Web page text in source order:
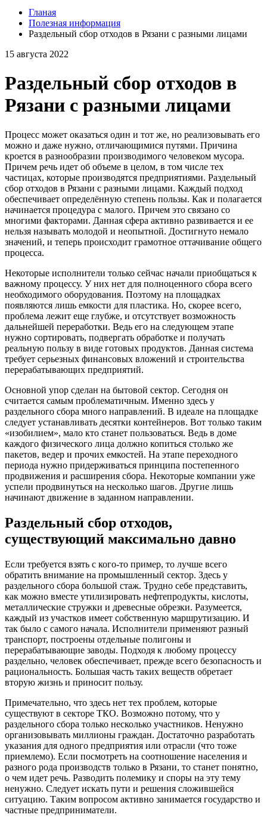
Гланая
Полезная информация
Раздельный сбор отходов в Рязани с разными лицами
15 августа 2022
Раздельный сбор отходов в
Рязани с разными лицами
Процесс может оказаться один и тот же, но реализовывать его
можно и даже нужно, отличающимися путями. Причина
кроется в разнообразии производимого человеком мусора.
Причем речь идет об объеме в целом, в том числе тех
частицах, которые производятся предприятиями. Раздельный
сбор отходов в Рязани с разными лицами. Каждый подход
обеспечивает определённую степень пользы. Как и полагается
начинается процедура с малого. Причем это связано со
многими факторами. Данная сфера активно развивается и ее
нельзя называть молодой и неопытной. Достигнуто немало
значений, и теперь происходит грамотное оттачивание общего
процесса.
Некоторые исполнители только сейчас начали приобщаться к
важному процессу. У них нет для полноценного сбора всего
необходимого оборудования. Поэтому на площадках
появляются лишь емкости для пластика. Но, скорее всего,
проблема лежит еще глубже, и отсутствует возможность
дальнейшей переработки. Ведь его на следующем этапе
нужно сортировать, подвергать обработке и получать
реальную пользу в виде готовых продуктов. Данная система
требует серьезных финансовых вложений и строительства
перерабатывающих предприятий.
Основной упор сделан на бытовой сектор. Сегодня он
считается самым проблематичным. Именно здесь у
раздельного сбора много направлений. В идеале на площадке
следует устанавливать десятки контейнеров. Вот только таким
«изобилием», мало кто станет пользоваться. Ведь в доме
каждого физического лица должно копиться столько же
пакетов, ведер и прочих емкостей. На этапе переходного
периода нужно придерживаться принципа постепенного
продвижения и расширения сбора. Некоторые компании уже
успели продвинуться на несколько шагов. Другие лишь
начинают движение в заданном направлении.
Раздельный сбор отходов,
существующий максимально давно
Если требуется взять с кого-то пример, то лучше всего
обратить внимание на промышленный сектор. Здесь у
раздельного сбора большой стаж. Трудно себе представить,
как можно вместе утилизировать нефтепродукты, кислоты,
металлические стружки и древесные обрезки. Разумеется,
каждый из участков имеет собственную маршрутизацию. И
так было с самого начала. Исполнители применяют разный
транспорт, построены отдельные полигоны и
перерабатывающие заводы. Подходя к любому процессу
раздельно, человек обеспечивает, прежде всего безопасность и
рациональность. Большая часть таких веществ обретает
вторую жизнь и приносит пользу.
Примечательно, что здесь нет тех проблем, которые
существуют в секторе ТКО. Возможно потому, что у
раздельного сбора только несколько участников. Ненужно
организовывать миллионы граждан. Достаточно разработать
указания для одного предприятия или отрасли (что тоже
приемлемо). Если посмотреть на соотношение населения и
разного рода производств только в Рязани, то станет понятно,
о чем идет речь. Разводить полемику и споры на эту тему
ненужно. Следует искать пути и решения сложившейся
ситуацию. Таким вопросом активно занимается государство и
частные предприниматели.